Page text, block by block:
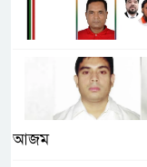
আজম